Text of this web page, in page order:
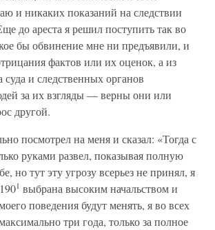
и никаких показаний на следствии
до ареста я решил поступить так во
бы обвинение мне ни предъявили, и
фактов или их оценок, а из
суда и следственных органов
за их взгляды — верны они или
другой.
посмотрел на меня и сказал: «Тогда с
руками развел, показывая полную
но тут эту угрозу всерьез не принял, я
1 выбрана высоким начальством и
поведения будут менять, я во всех
три года, только за полное